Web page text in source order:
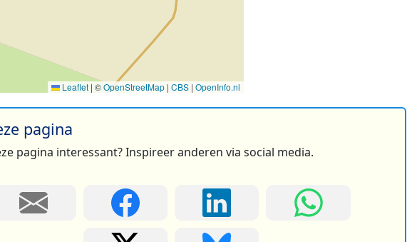
Leaflet | ©OpenStreetMap | CBS | OpenInfo.nl
pagina
pagina interessant? Inspireer anderen via social media.